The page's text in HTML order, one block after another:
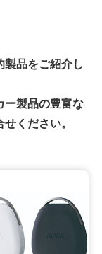
製品をご紹介し
ー製品の豊富な
ください。